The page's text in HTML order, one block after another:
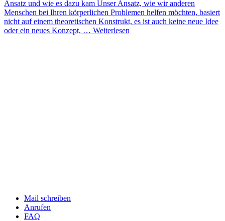
Ansatz und wie es dazu kam Unser Ansatz, wie wir anderen
Menschen bei Ihren körperlichen Problemen helfen möchten, basiert
nicht auf einem theoretischen Konstrukt, es ist auch keine neue Idee
oder ein neues Konzept, … Weiterlesen
Mail schreiben
Anrufen
FAQ